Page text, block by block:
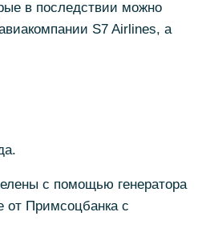
в последствии можно
S7 Airlines, а
с помощью генератора
Примсоцбанка с